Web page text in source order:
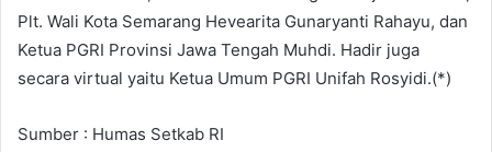
Plt. Wali Kota Semarang Hevearita Gunaryanti Rahayu, dan
Ketua PGRI Provinsi Jawa Tengah Muhdi. Hadir juga
secara virtual yaitu Ketua Umum PGRI Unifah Rosyidi.(*)
Sumber : Humas Setkab RI